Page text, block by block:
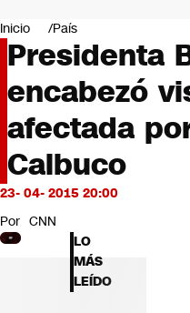
Negocios
Deportes
Programas completos
Cultura
Servicios
Bits
CNN tiempo
Futuro 360
Inicio País
Presidenta
encabezó
afectada
Calbuco
23- 04- 2015 20:00
Por CNN
LO
MÁS
LEÍDO